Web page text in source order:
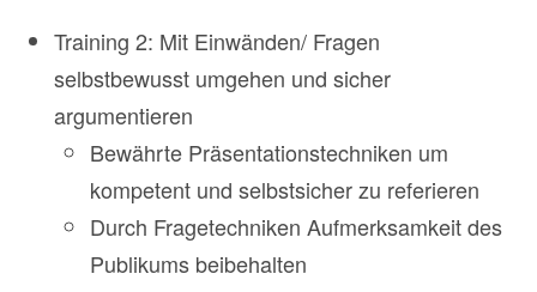
Training 2: Mit Einwänden/ Fragen
selbstbewusst umgehen und sicher
argumentieren
Bewährte Präsentationstechniken um
kompetent und selbstsicher zu referieren
Durch Fragetechniken Aufmerksamkeit des
Publikums beibehalten